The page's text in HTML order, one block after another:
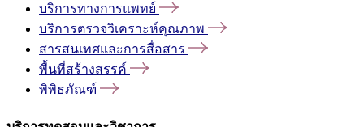
บริการทางการแพทย์
บริการตรวจวิเคราะห์คุณภาพ
สารสนเทศและการสื่อสาร
พื้นที่สร้างสรรค์
พิพิธภัณฑ์